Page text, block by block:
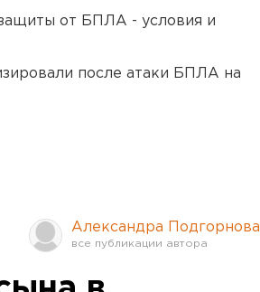
от БПЛА - условия и
после атаки БПЛА на
Александра Подгорнова